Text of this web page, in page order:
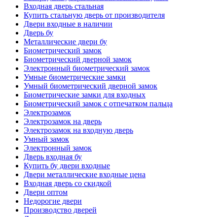
Входная дверь стальная
Купить стальную дверь от производителя
Двери входные в наличии
Дверь бу
Металлические двери бу
Биометрический замок
Биометрический дверной замок
Электронный биометрический замок
Умные биометрические замки
Умный биометрический дверной замок
Биометрические замки для входных
Биометрический замок с отпечатком пальца
Электрозамок
Электрозамок на дверь
Электрозамок на входную дверь
Умный замок
Электронный замок
Дверь входная бу
Купить бу двери входные
Двери металлические входные цена
Входная дверь со скидкой
Двери оптом
Недорогие двери
Производство дверей